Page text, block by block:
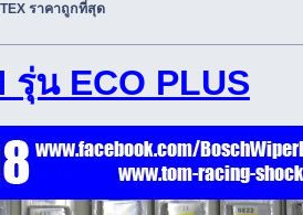
ราคาถูกที่สุด
น ECO PLUS